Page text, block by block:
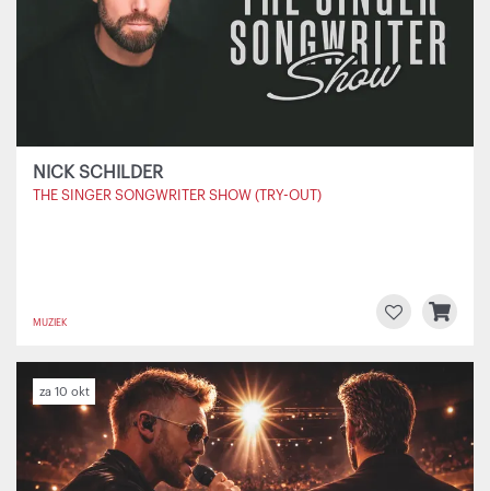
NICK SCHILDER
THE SINGER SONGWRITER SHOW (TRY-OUT)
MUZIEK
za 10 okt